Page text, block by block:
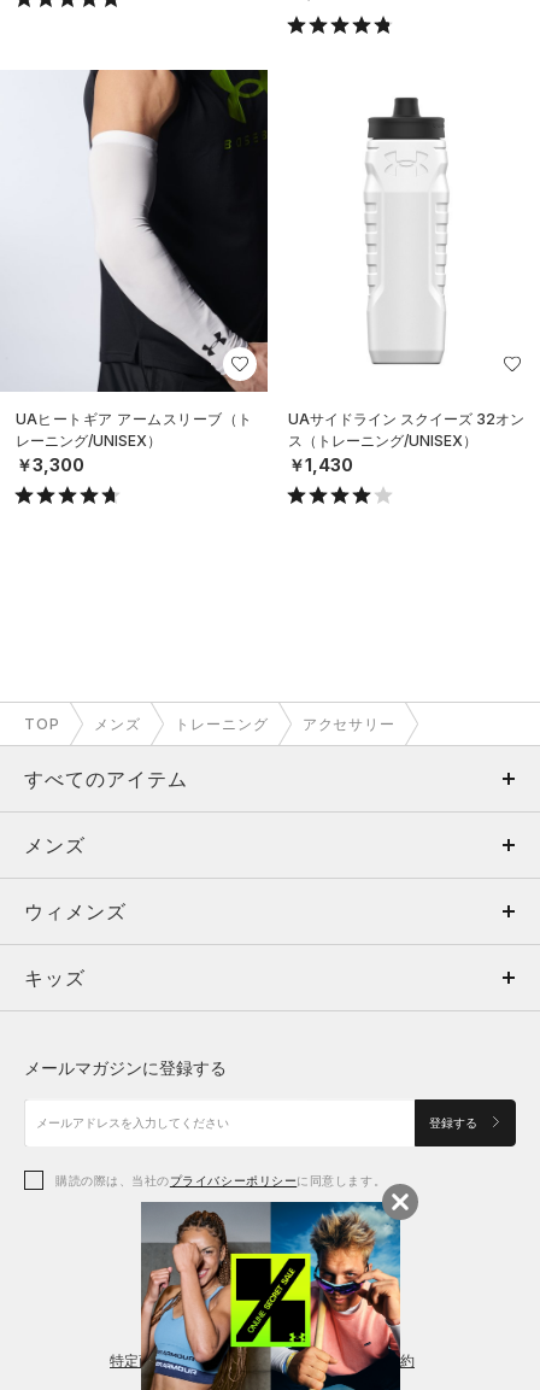
UAヒートギア アームスリーブ（ト
レーニング/UNISEX）
￥3,300
UAサイドライン スクイーズ 32オン
ス（トレーニング/UNISEX）
￥1,430
TOP メンズ トレーニング アクセサリー
すべてのアイテム
メンズ
ウィメンズ
キッズ
アクセサリー
メンズ
トップス
ボトムス
アクセサリー
ウィメンズ
トップス
シューズ
アクセサリー
レギンス＆タイツ
キッズ
シューズ
メールマガジンに登録する
登録する
購読の際は、当社のプライバシーポリシーに同意します。
特定商取引法に基づく通販の表記 会員規約